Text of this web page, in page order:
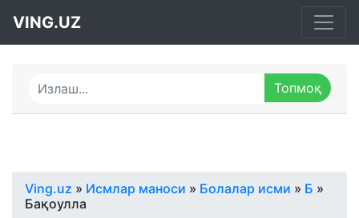
VING.UZ
Ving.uz » Исмлар маноси » Болалар исми » Б »
Бақоулла